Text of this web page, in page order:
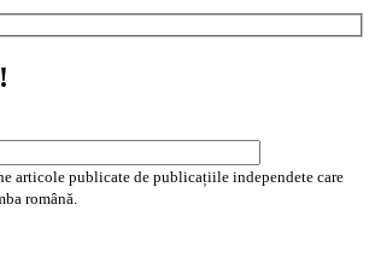
articole publicate de publicațiile independete care
română.